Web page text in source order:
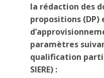
la rédaction des
propositions
paramètres
qualification
SIERE) :